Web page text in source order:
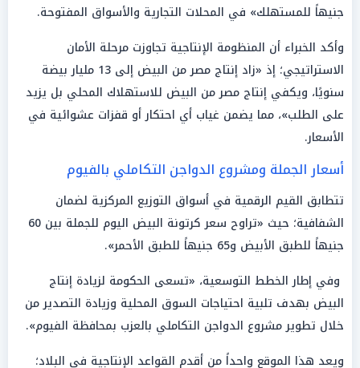
جنيهاً للمستهلك» في المحلات التجارية والأسواق المفتوحة.
وأكد الخبراء أن المنظومة الإنتاجية تجاوزت مرحلة الأمان
الاستراتيجي؛ إذ «زاد إنتاج مصر من البيض إلى 13 مليار بيضة
سنويًا، ويكفي إنتاج مصر من البيض للاستهلاك المحلي بل يزيد
على الطلب»، مما يضمن غياب أي احتكار أو قفزات عشوائية في
الأسعار.
أسعار الجملة ومشروع الدواجن التكاملي بالفيوم
تتطابق القيم الرقمية في أسواق التوزيع المركزية لضمان
الشفافية؛ حيث «تراوح سعر كرتونة البيض اليوم للجملة بين 60
جنيهاً للطبق الأبيض و65 جنيهاً للطبق الأحمر».
وفي إطار الخطط التوسعية، «تسعى الحكومة لزيادة إنتاج
البيض بهدف تلبية احتياجات السوق المحلية وزيادة التصدير من
خلال تطوير مشروع الدواجن التكاملي بالعزب بمحافظة الفيوم».
ويعد هذا الموقع واحداً من أقدم القواعد الإنتاجية في البلاد؛